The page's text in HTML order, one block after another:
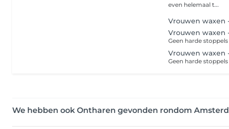
even helemaal t...
Vrouwen waxen
Vrouwen waxen
Vrouwen waxen
We hebben ook Ontharen gevonden rondom